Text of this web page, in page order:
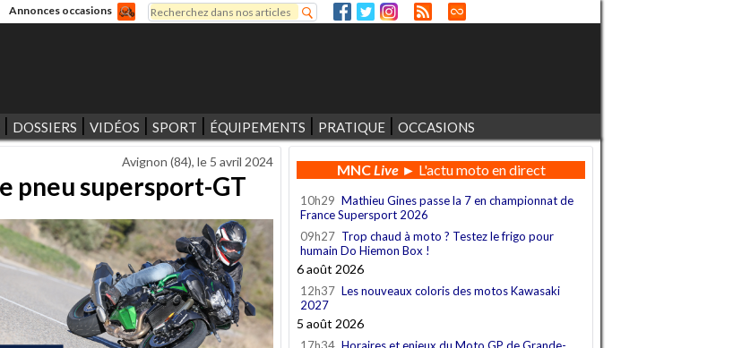
Annonces occasions
Formulaire de recherche
Rechercher
DOSSIERS VIDÉOS SPORT ÉQUIPEMENTS PRATIQUE OCCASIONS
Avignon (84), le 5 avril 2024
pneu supersport-GT
MNCLive► L'actu moto en direct
10h29 Mathieu Gines passe la 7 en championnat de
France Supersport 2026
09h27 Trop chaud à moto ? Testez le frigo pour
humain Do Hiemon Box !
6 août 2026
12h37 Les nouveaux coloris des motos Kawasaki
2027
5 août 2026